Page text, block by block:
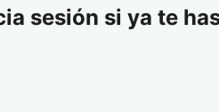
sesión si ya te